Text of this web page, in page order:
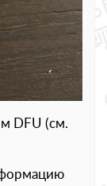
DFU (см.